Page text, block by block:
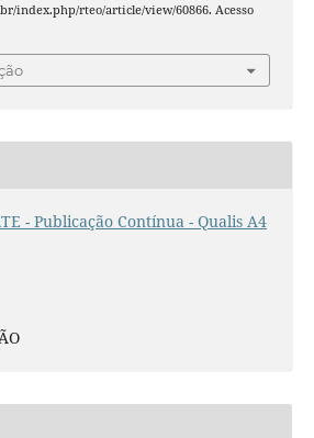
index.php/rteo/article/view/60866. Acesso
- Publicação Contínua - Qualis A4